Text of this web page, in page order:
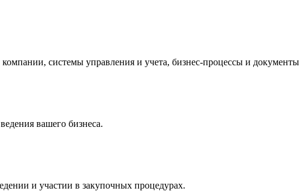
системы управления и учета, бизнес-процессы и документы
вашего бизнеса.
и участии в закупочных процедурах.